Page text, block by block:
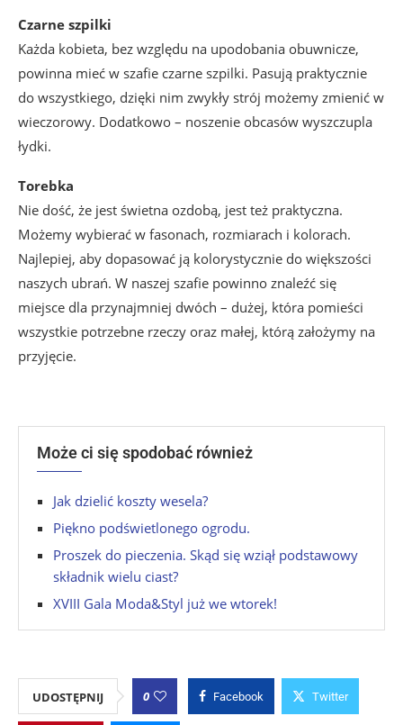
Czarne szpilki
Każda kobieta, bez względu na upodobania obuwnicze,
powinna mieć w szafie czarne szpilki. Pasują praktycznie
do wszystkiego, dzięki nim zwykły strój możemy zmienić w
wieczorowy. Dodatkowo – noszenie obcasów wyszczupla
łydki.
Torebka
Nie dość, że jest świetna ozdobą, jest też praktyczna.
Możemy wybierać w fasonach, rozmiarach i kolorach.
Najlepiej, aby dopasować ją kolorystycznie do większości
naszych ubrań. W naszej szafie powinno znaleźć się
miejsce dla przynajmniej dwóch – dużej, która pomieści
wszystkie potrzebne rzeczy oraz małej, którą założymy na
przyjęcie.
Może ci się spodobać również
Jak dzielić koszty wesela?
Piękno podświetlonego ogrodu.
Proszek do pieczenia. Skąd się wziął podstawowy
składnik wielu ciast?
XVIII Gala Moda&Styl już we wtorek!
UDOSTĘPNIJ 0 Facebook Twitter